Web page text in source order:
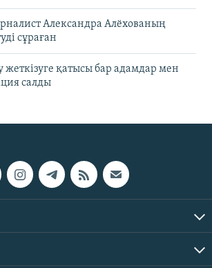
Александра Алёхованың
сұраған
қатысы бар адамдар мен
салды